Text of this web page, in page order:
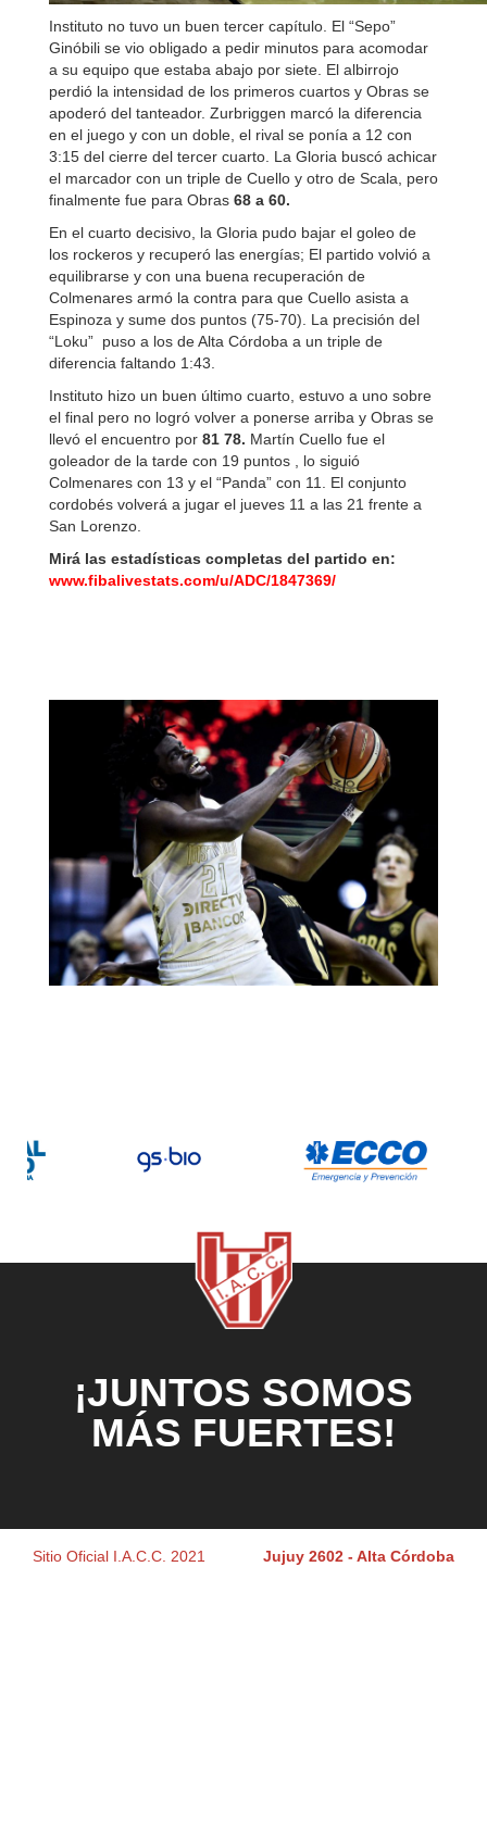
Instituto no tuvo un buen tercer capítulo. El “Sepo”
Ginóbili se vio obligado a pedir minutos para acomodar
a su equipo que estaba abajo por siete. El albirrojo
perdió la intensidad de los primeros cuartos y Obras se
apoderó del tanteador. Zurbriggen marcó la diferencia
en el juego y con un doble, el rival se ponía a 12 con
3:15 del cierre del tercer cuarto. La Gloria buscó achicar
el marcador con un triple de Cuello y otro de Scala, pero
finalmente fue para Obras 68 a 60.
En el cuarto decisivo, la Gloria pudo bajar el goleo de
los rockeros y recuperó las energías; El partido volvió a
equilibrarse y con una buena recuperación de
Colmenares armó la contra para que Cuello asista a
Espinoza y sume dos puntos (75-70). La precisión del
“Loku” puso a los de Alta Córdoba a un triple de
diferencia faltando 1:43.
Instituto hizo un buen último cuarto, estuvo a uno sobre
el final pero no logró volver a ponerse arriba y Obras se
llevó el encuentro por 81 78. Martín Cuello fue el
goleador de la tarde con 19 puntos , lo siguió
Colmenares con 13 y el “Panda” con 11. El conjunto
cordobés volverá a jugar el jueves 11 a las 21 frente a
San Lorenzo.
Mirá las estadísticas completas del partido en:
www.fibalivestats.com/u/ADC/1847369/
¡JUNTOS SOMOS
MÁS FUERTES!
Sitio Oficial I.A.C.C. 2021 Jujuy 2602 - Alta Córdoba